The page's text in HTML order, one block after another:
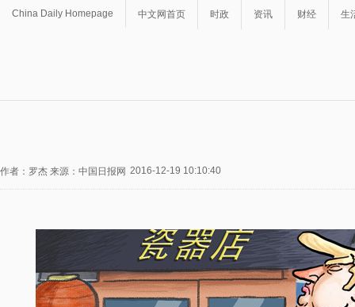
China Daily Homepage 中文网首页 时政 资讯 财经 生
作者：罗杰 来源：中国日报网 2016-12-19 10:10:40